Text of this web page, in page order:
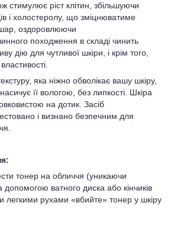
стимулює ріст клітин, збільшуючи
і холостеролу, що зміцнюватиме
оздоровлюючи
походження в складі чинить
дію для чутливої шкіри, і крім того,
яка ніжно обволікає вашу шкіру,
її вологою, без липкості. Шкіра
на дотик. Засіб
і визнано безпечним для
тонер на обличчя (уникаючи
допомогою ватного диска або кінчиків
легкими рухами «вбийте» тонер у шкіру